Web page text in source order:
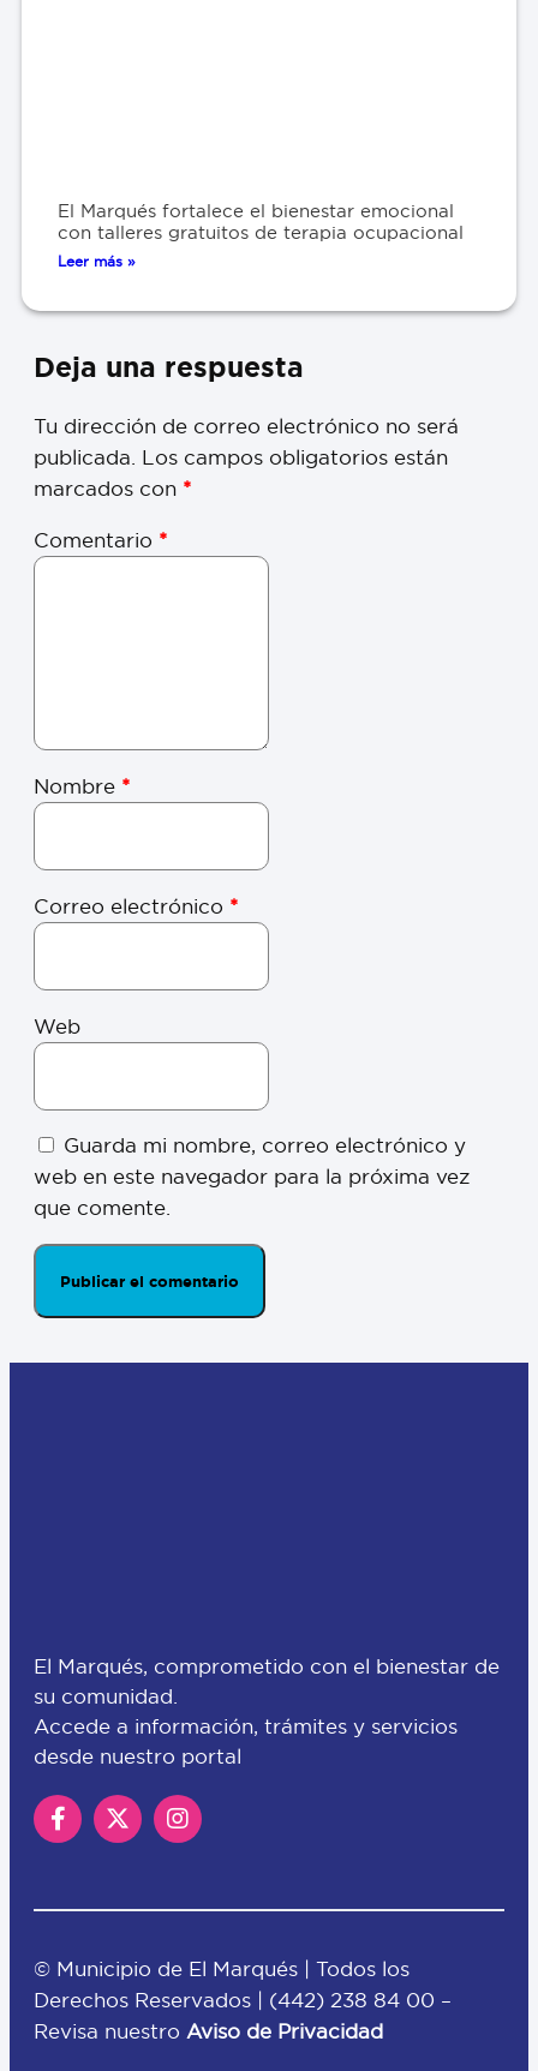
El Marqués fortalece el bienestar emocional
con talleres gratuitos de terapia ocupacional
Leer más »
Deja una respuesta
Tu dirección de correo electrónico no será
publicada. Los campos obligatorios están
marcados con *
Comentario *
Nombre *
Correo electrónico *
Web
Guarda mi nombre, correo electrónico y
web en este navegador para la próxima vez
que comente.
El Marqués, comprometido con el bienestar de
su comunidad.
Accede a información, trámites y servicios
desde nuestro portal
© Municipio de El Marqués | Todos los
Derechos Reservados | (442) 238 84 00 –
Revisa nuestro Aviso de Privacidad